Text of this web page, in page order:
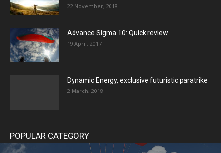
22 November, 2018
Advance Sigma 10: Quick review
19 April, 2017
Dynamic Energy, exclusive futuristic paratrike
2 March, 2018
POPULAR CATEGORY